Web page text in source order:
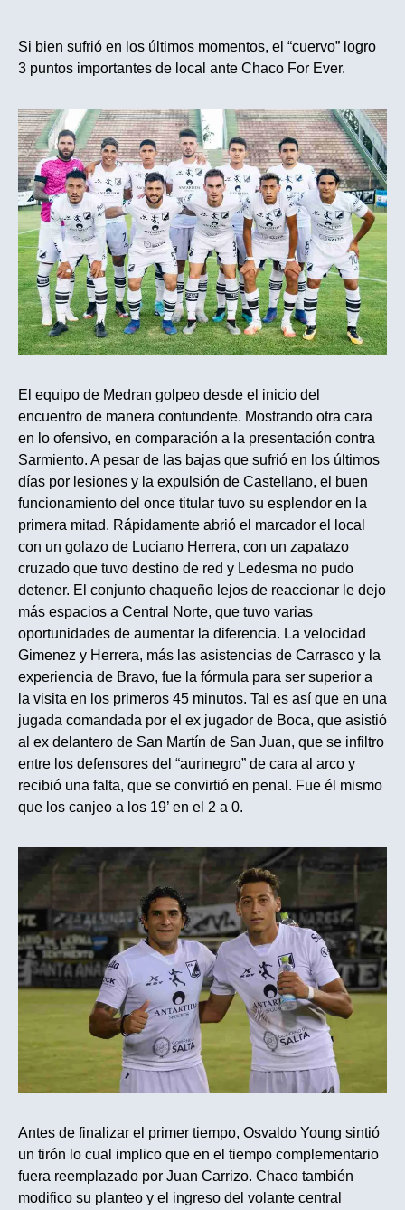
Si bien sufrió en los últimos momentos, el “cuervo” logro
3 puntos importantes de local ante Chaco For Ever.
El equipo de Medran golpeo desde el inicio del
encuentro de manera contundente. Mostrando otra cara
en lo ofensivo, en comparación a la presentación contra
Sarmiento. A pesar de las bajas que sufrió en los últimos
días por lesiones y la expulsión de Castellano, el buen
funcionamiento del once titular tuvo su esplendor en la
primera mitad. Rápidamente abrió el marcador el local
con un golazo de Luciano Herrera, con un zapatazo
cruzado que tuvo destino de red y Ledesma no pudo
detener. El conjunto chaqueño lejos de reaccionar le dejo
más espacios a Central Norte, que tuvo varias
oportunidades de aumentar la diferencia. La velocidad
Gimenez y Herrera, más las asistencias de Carrasco y la
experiencia de Bravo, fue la fórmula para ser superior a
la visita en los primeros 45 minutos. Tal es así que en una
jugada comandada por el ex jugador de Boca, que asistió
al ex delantero de San Martín de San Juan, que se infiltro
entre los defensores del “aurinegro” de cara al arco y
recibió una falta, que se convirtió en penal. Fue él mismo
que los canjeo a los 19’ en el 2 a 0.
Antes de finalizar el primer tiempo, Osvaldo Young sintió
un tirón lo cual implico que en el tiempo complementario
fuera reemplazado por Juan Carrizo. Chaco también
modifico su planteo y el ingreso del volante central